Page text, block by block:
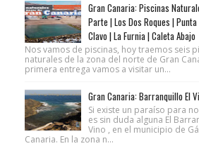
Gran Canaria: Piscinas
Parte | Los Dos Roques |
Clavo | La Furnia | Caleta Abajo
Nos vamos de piscinas, hoy traemos seis
naturales de la zona del norte de Gran
primera entrega vamos a visitar un...
Gran Canaria: Barranquillo El
Si existe un paraíso para
es sin duda alguna El
Vino , en el municipio de
Canaria. En la zona n...